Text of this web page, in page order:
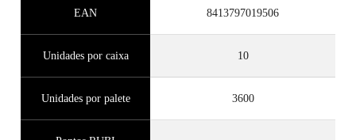
EAN 8413797019506
Unidades por caixa 10
Unidades por palete 3600